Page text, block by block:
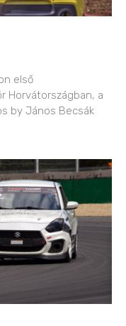
első
Horvátországban, a
by János Becsák